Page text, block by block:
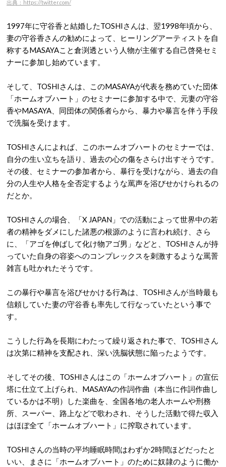
出典：https://twitter.com/
1997年に守谷香と結婚したTOSHIさんは、翌1998年頃から、
妻の守谷香さんの勧めによって、ヒーリングアーティストを自
称するMASAYAこと倉渕透という人物が主催する自己啓発セミ
ナーに参加し始めています。
そして、TOSHIさんは、このMASAYAが代表を務めていた団体
「ホームオブハート」のセミナーに参加する中で、元妻の守谷
香やMASAYA、同団体の関係者らから、暴力や暴言を伴う手段
で洗脳を受けます。
TOSHIさんによれば、このホームオブハートのセミナーでは、
自分の生い立ちを語り、過去の心の傷をさらけ出すそうです。
その後、セミナーの参加者から、暴行を受けながら、過去の自
分の人生や人格を全否定するような罵声を浴びせかけられるの
だとか。
TOSHIさんの場合、「X JAPAN」での活動によって世界中の若
者の精神をダメにした諸悪の根源のように言われ続け、さら
に、「アゴを伸ばして化け物アゴ男」などと、TOSHIさんが持
っていた自身の容姿へのコンプレックスを刺激するような罵詈
雑言も吐かれたそうです。
この暴行や暴言を浴びせかける行為は、TOSHIさんが当時最も
信頼していた妻の守谷香も率先して行なっていたという事で
す。
こうした行為を長期にわたって繰り返された事で、TOSHIさん
は次第に精神を支配され、深い洗脳状態に陥ったようです。
そしてその後、TOSHIさんはこの「ホームオブハート」の宣伝
塔に仕立て上げられ、MASAYAの作詞作曲（本当に作詞作曲し
ているかは不明）した楽曲を、全国各地の老人ホームや刑務
所、スーパー、路上などで歌わされ、そうした活動で得た収入
はほぼ全て「ホームオブハート」に搾取されています。
TOSHIさんの当時の平均睡眠時間はわずか2時間ほどだったと
いい、まさに「ホームオブハート」のために奴隷のように働か